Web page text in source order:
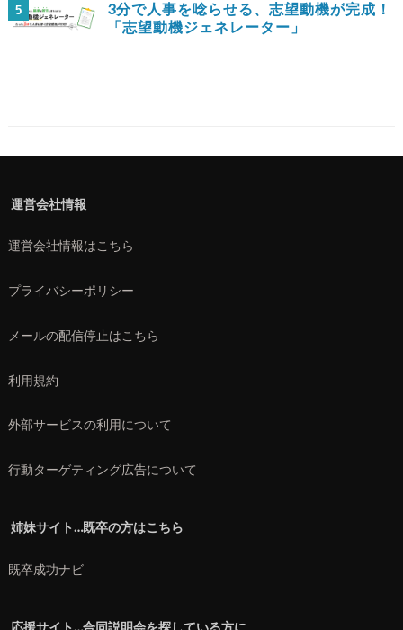
5
3分で人事を唸らせる、志望動機が完成！
「志望動機ジェネレーター」
運営会社情報
運営会社情報はこちら
プライバシーポリシー
メールの配信停止はこちら
利用規約
外部サービスの利用について
行動ターゲティング広告について
姉妹サイト…既卒の方はこちら
既卒成功ナビ
応援サイト…合同説明会を探している方に